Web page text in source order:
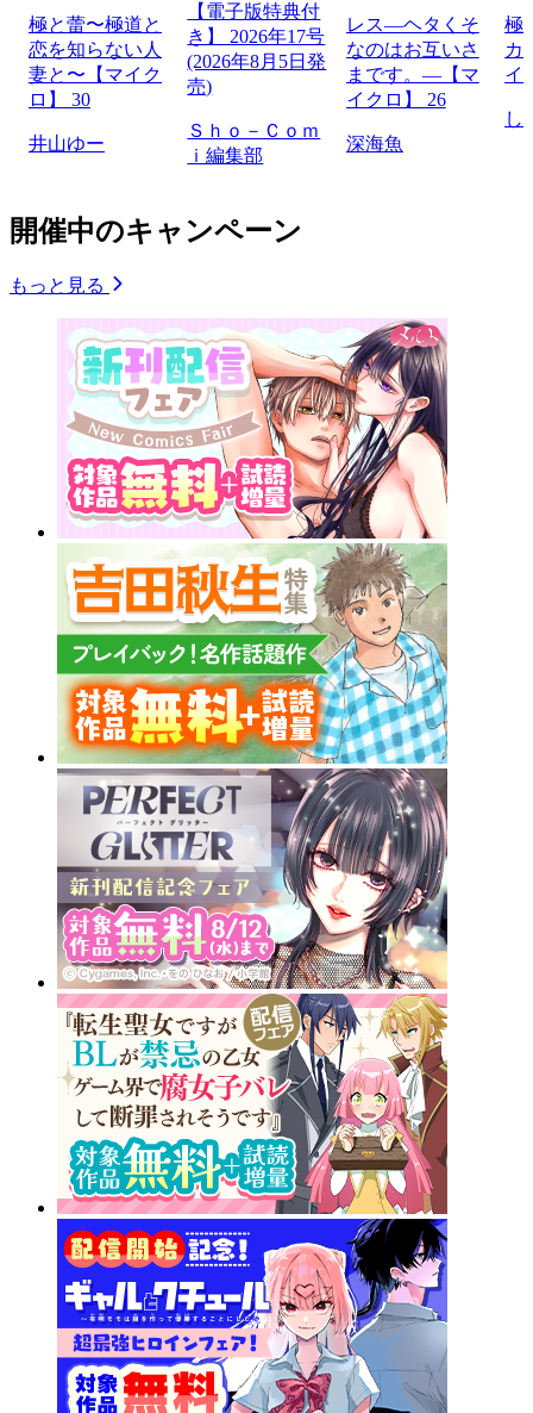
極と蕾〜極道と
恋を知らない人
妻と〜【マイク
ロ】 30
井山ゆー
【電子版特典付
き】 2026年17号
(2026年8月5日発
売)
Ｓｈｏ－Ｃｏｍ
ｉ編集部
レス―ヘタくそ
なのはお互いさ
まです。―【マ
イクロ】 26
深海魚
極
カ
イ
し
開催中のキャンペーン
もっと見る